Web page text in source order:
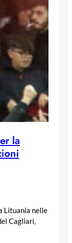
la
Lituania nelle
Cagliari,